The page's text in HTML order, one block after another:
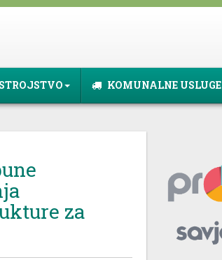
KOMUNALNE USLUGE
za